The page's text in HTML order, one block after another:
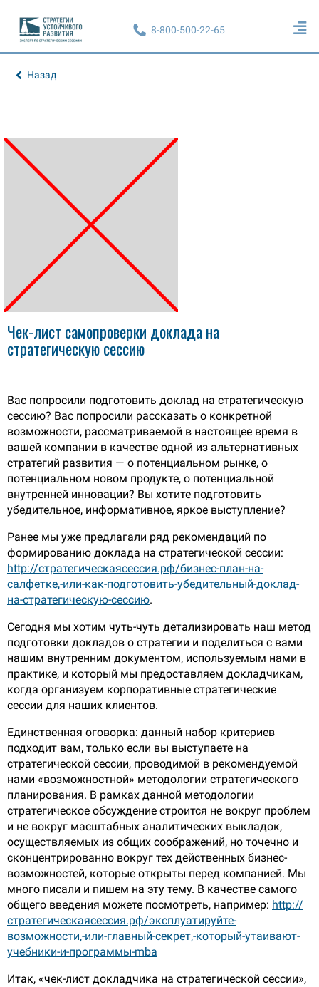
8-800-500-22-65
Назад
Чек-лист самопроверки доклада на
стратегическую сессию
Вас попросили подготовить доклад на стратегическую
сессию? Вас попросили рассказать о конкретной
возможности, рассматриваемой в настоящее время в
вашей компании в качестве одной из альтернативных
стратегий развития — о потенциальном рынке, о
потенциальном новом продукте, о потенциальной
внутренней инновации? Вы хотите подготовить
убедительное, информативное, яркое выступление?
Ранее мы уже предлагали ряд рекомендаций по
формированию доклада на стратегической сессии:
http://стратегическаясессия.рф/бизнес-план-на-
салфетке,-или-как-подготовить-убедительный-доклад-
на-стратегическую-сессию.
Сегодня мы хотим чуть-чуть детализировать наш метод
подготовки докладов о стратегии и поделиться с вами
нашим внутренним документом, используемым нами в
практике, и который мы предоставляем докладчикам,
когда организуем корпоративные стратегические
сессии для наших клиентов.
Единственная оговорка: данный набор критериев
подходит вам, только если вы выступаете на
стратегической сессии, проводимой в рекомендуемой
нами «возможностной» методологии стратегического
планирования. В рамках данной методологии
стратегическое обсуждение строится не вокруг проблем
и не вокруг масштабных аналитических выкладок,
осуществляемых из общих соображений, но точечно и
сконцентрированно вокруг тех действенных бизнес-
возможностей, которые открыты перед компанией. Мы
много писали и пишем на эту тему. В качестве самого
общего введения можете посмотреть, например: http://
стратегическаясессия.рф/эксплуатируйте-
возможности,-или-главный-секрет,-который-утаивают-
учебники-и-программы-mba
Итак, «чек-лист докладчика на стратегической сессии»,